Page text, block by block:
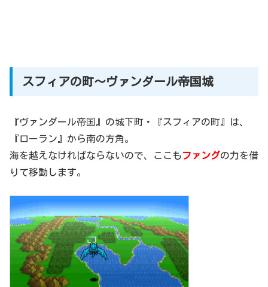
スフィアの町～ヴァンダール帝国城
『ヴァンダール帝国』の城下町・『スフィアの町』は、
『ローラン』から南の方角。
海を越えなければならないので、ここも ファングの力を借
りて移動します。